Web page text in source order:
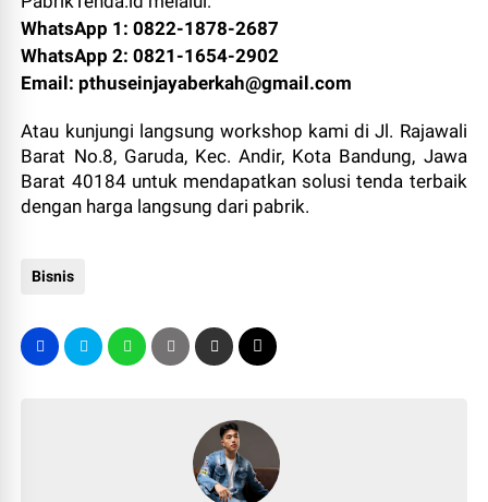
WhatsApp 1: 0822-1878-2687
WhatsApp 2: 0821-1654-2902
Email: pthuseinjayaberkah@gmail.com
Atau kunjungi langsung workshop kami di Jl. Rajawali
Barat No.8, Garuda, Kec. Andir, Kota Bandung, Jawa
Barat 40184 untuk mendapatkan solusi tenda terbaik
dengan harga langsung dari pabrik.
Bisnis